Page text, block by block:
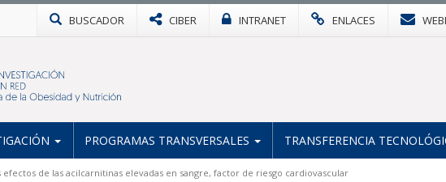
BUSCADOR CIBER INTRANET ENLACES
PROGRAMAS TRANSVERSALES TRANSFERENCIA
de las acilcarnitinas elevadas en sangre, factor de riesgo cardiovascular